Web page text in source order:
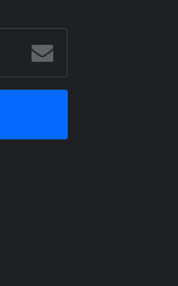
أدخل
بريدك
الإلكتروني